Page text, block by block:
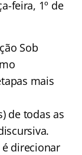
feira, 1º de
Sob
mais
de todas as
direcionar